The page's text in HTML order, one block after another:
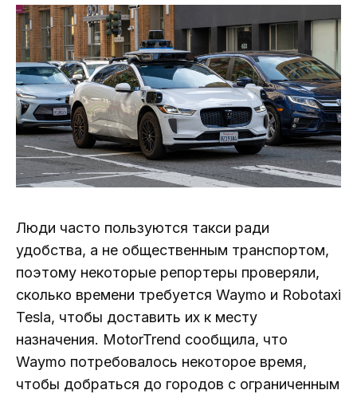
Люди часто пользуются такси ради
удобства, а не общественным транспортом,
поэтому некоторые репортеры проверяли,
сколько времени требуется Waymo и Robotaxi
Tesla, чтобы доставить их к месту
назначения. MotorTrend сообщила, что
Waymo потребовалось некоторое время,
чтобы добраться до городов с ограниченным